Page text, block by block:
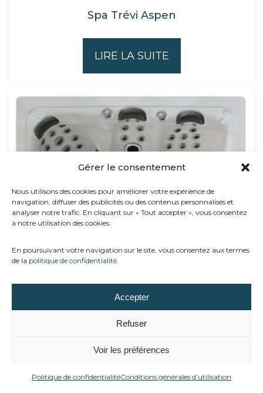
Gérer le consentement
Nous utilisons des cookies pour améliorer votre expérience de
navigation, diffuser des publicités ou des contenus personnalisés et
analyser notre trafic. En cliquant sur « Tout accepter », vous consentez
à notre utilisation des cookies.
En poursuivant votre navigation sur le site, vous consentez aux termes
de la politique de confidentialité.
Accepter
Refuser
Voir les préférences
Politique de confidentialitéConditions générales d’utilisation
Spa Trévi Aspen
LIRE LA SUITE